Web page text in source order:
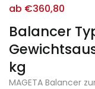
Balancer
kg
ab €360,80
MAGETA Balancer